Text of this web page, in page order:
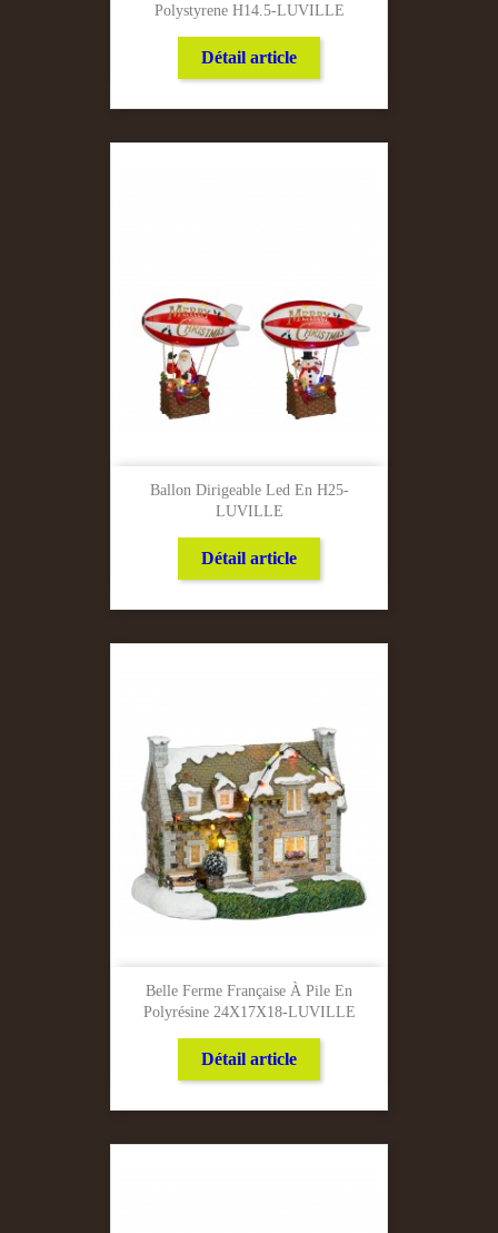
Polystyrene H14.5-LUVILLE
Détail article
Ballon Dirigeable Led En H25-
LUVILLE
Détail article
Belle Ferme Française À Pile En
Polyrésine 24X17X18-LUVILLE
Détail article